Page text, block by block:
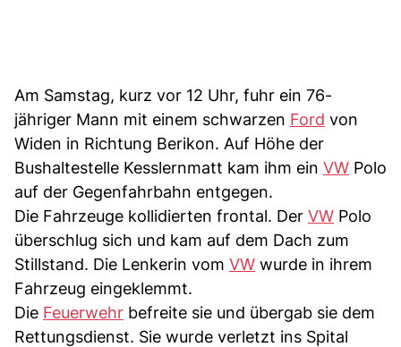
Am Samstag, kurz vor 12 Uhr, fuhr ein 76-
jähriger Mann mit einem schwarzen Ford von
Widen in Richtung Berikon. Auf Höhe der
Bushaltestelle Kesslernmatt kam ihm ein VW Polo
auf der Gegenfahrbahn entgegen.
Die Fahrzeuge kollidierten frontal. Der VW Polo
überschlug sich und kam auf dem Dach zum
Stillstand. Die Lenkerin vom VW wurde in ihrem
Fahrzeug eingeklemmt.
Die Feuerwehr befreite sie und übergab sie dem
Rettungsdienst. Sie wurde verletzt ins Spital